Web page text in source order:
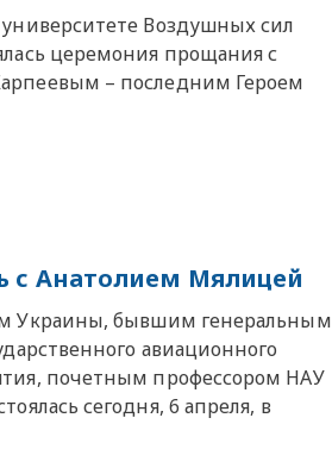
Воздушных сил
церемония прощания с
– последним Героем
с Анатолием Мялицей
Украины, бывшим генеральным
авиационного
почетным профессором НАУ
сегодня, 6 апреля, в